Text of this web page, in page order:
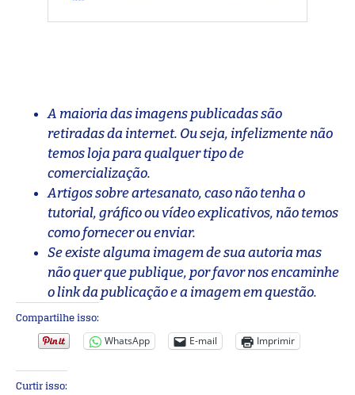
A maioria das imagens publicadas são
retiradas da internet. Ou seja, infelizmente não
temos loja para qualquer tipo de
comercialização.
Artigos sobre artesanato, caso não tenha o
tutorial, gráfico ou vídeo explicativos, não temos
como fornecer ou enviar.
Se existe alguma imagem de sua autoria mas
não quer que publique, por favor nos encaminhe
o link da publicação e a imagem em questão.
Compartilhe isso:
WhatsApp E-mail Imprimir
Curtir isso: